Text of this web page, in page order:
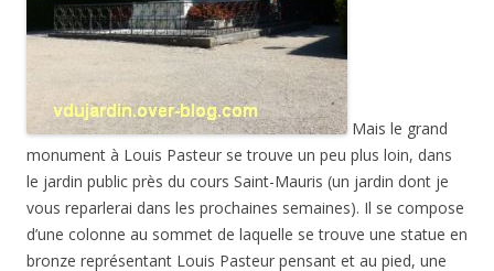
Mais le grand
monument à Louis Pasteur se trouve un peu plus loin, dans
le jardin public près du cours Saint-Mauris (un jardin dont je
vous reparlerai dans les prochaines semaines). Il se compose
d’une colonne au sommet de laquelle se trouve une statue en
bronze représentant Louis Pasteur pensant et au pied, une